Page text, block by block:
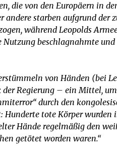
die von den Europäern in
andere starben aufgrund der
während Leopolds
Nutzung beschlagnahmte
von Händen (bei
Regierung – ein Mittel,
durch den
Hunderte tote Körper wurden
Hände regelmäßig den
getötet worden waren.“